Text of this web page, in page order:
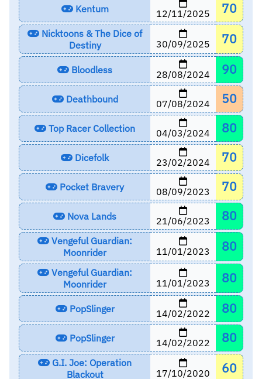
Kentum 12/11/2025 70
Nicktoons & The Dice of
Destiny
30/09/2025 70
Bloodless 28/08/2024 90
Deathbound 07/08/2024 50
Top Racer Collection 04/03/2024 80
Dicefolk 23/02/2024 70
Pocket Bravery 08/09/2023 70
Nova Lands 21/06/2023 80
Vengeful Guardian:
Moonrider
11/01/2023 80
Vengeful Guardian:
Moonrider
11/01/2023 80
PopSlinger 14/02/2022 80
PopSlinger 14/02/2022 80
G.I. Joe: Operation
Blackout
17/10/2020 60